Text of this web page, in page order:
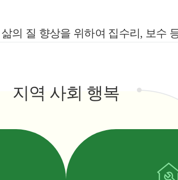
의 질 향상을 위하여 집수리, 보수
지역 사회 행복